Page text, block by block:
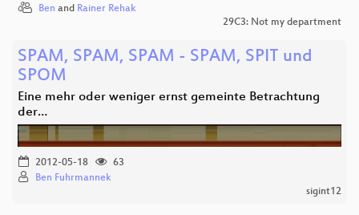
Ben and Rainer Rehak
29C3: Not my department
SPAM, SPAM, SPAM - SPAM, SPIT und
SPOM
Eine mehr oder weniger ernst gemeinte Betrachtung
der…
2012-05-18
63
Ben Fuhrmannek
sigint12